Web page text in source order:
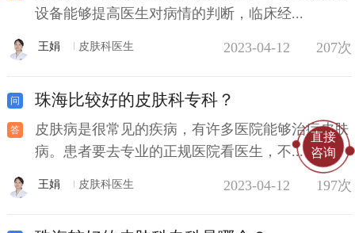
设备能够提高医生对病情的判断，临床经...
王娟 皮肤科医生 2023-04-12 207次
珠海比较好的皮肤科专科？
皮肤病是很常见的疾病，有许多医院能够治疗皮肤
病。患者要去专业的正规医院看医生，不...
王娟 皮肤科医生 2023-04-12 197次
直接
咨询